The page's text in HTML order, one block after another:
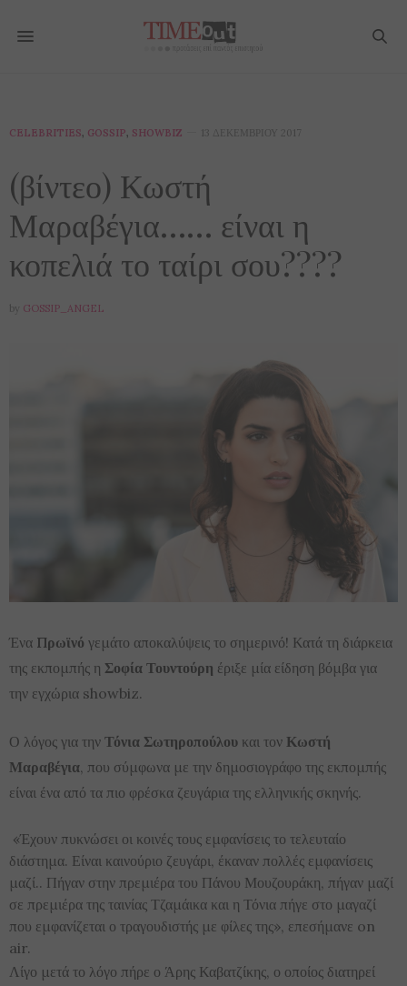
CELEBRITIES, GOSSIP, SHOWBIZ 13 ΔΕΚΕΜΒΡΊΟΥ 2017
(βίντεο) Κωστή
Μαραβέγια…… είναι η
κοπελιά το ταίρι σου????
by GOSSIP_ANGEL
Ένα Πρωϊνό γεμάτο αποκαλύψεις το σημερινό! Κατά τη διάρκεια
της εκπομπής η Σοφία Τουντούρη έριξε μία είδηση βόμβα για
την εγχώρια showbiz.
Ο λόγος για την Τόνια Σωτηροπούλου και τον Κωστή
Μαραβέγια, που σύμφωνα με την δημοσιογράφο της εκπομπής
είναι ένα από τα πιο φρέσκα ζευγάρια της ελληνικής σκηνής.
«Έχουν πυκνώσει οι κοινές τους εμφανίσεις το τελευταίο
διάστημα. Είναι καινούριο ζευγάρι, έκαναν πολλές εμφανίσεις
μαζί.. Πήγαν στην πρεμιέρα του Πάνου Μουζουράκη, πήγαν μαζί
σε πρεμιέρα της ταινίας Τζαμάικα και η Τόνια πήγε στο μαγαζί
που εμφανίζεται ο τραγουδιστής με φίλες της», επεσήμανε on
air.
Λίγο μετά το λόγο πήρε ο Άρης Καβατζίκης, ο οποίος διατηρεί